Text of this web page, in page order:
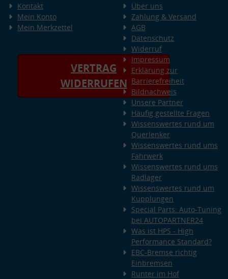
Kontakt
Mein Konto
Mein Merkzettel
VERTRAG
WIDERRUFEN
Über uns
Zahlung & Versand
AGB
Datenschutz
Widerruf
Impressum
Erklärung zur
Barrierefreiheit
Bildnachweis
Unsere Partner
Häufig gestellte Fragen
Wissenswertes rund um
Querlenker
Wissenswertes rund ums
Fahrwerk
Wissenswertes rund ums
Radlager
Wissenswertes rund um
Kupplungen
Special Parts: Auto-Tuning
bei AUTOPARTNER24
Was ist HPS - High
Performance Standard?
EBC-Bremse richtig
Einbremsen
Runter im Hof